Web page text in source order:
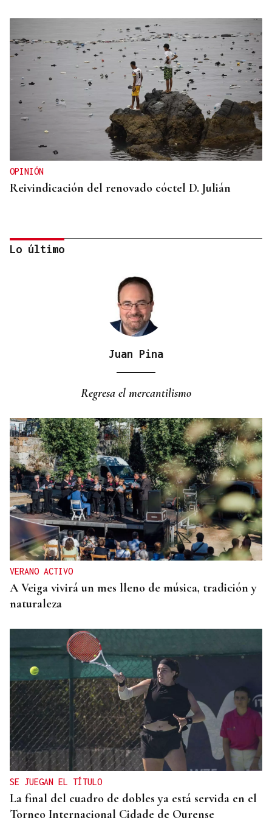
OPINIÓN
Reivindicación del renovado cóctel D. Julián
incursión ucraniana en Kursk
Lo último
Juan Pina
Regresa el mercantilismo
VERANO ACTIVO
A Veiga vivirá un mes lleno de música, tradición y
naturaleza
SE JUEGAN EL TÍTULO
La final del cuadro de dobles ya está servida en el
Torneo Internacional Cidade de Ourense